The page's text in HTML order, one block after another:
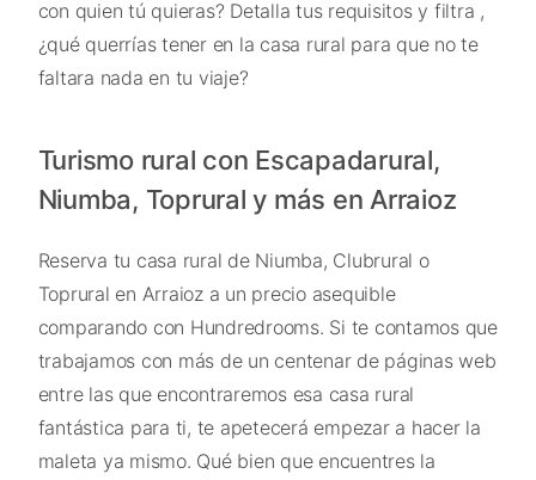
con quien tú quieras? Detalla tus requisitos y filtra ,
¿qué querrías tener en la casa rural para que no te
faltara nada en tu viaje?
Turismo rural con Escapadarural,
Niumba, Toprural y más en Arraioz
Reserva tu casa rural de Niumba, Clubrural o
Toprural en Arraioz a un precio asequible
comparando con Hundredrooms. Si te contamos que
trabajamos con más de un centenar de páginas web
entre las que encontraremos esa casa rural
fantástica para ti, te apetecerá empezar a hacer la
maleta ya mismo. Qué bien que encuentres la